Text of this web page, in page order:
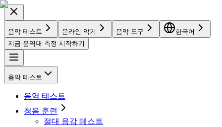
음악 테스트 온라인 악기 음악 도구
한국어
지금 음역대 측정 시작하기
음악 테스트
음역 테스트
청음 훈련
절대 음감 테스트